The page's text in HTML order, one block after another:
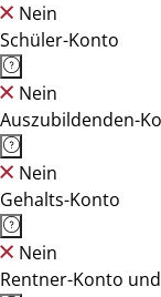
Nein
Schüler-Konto
Nein
Auszubildenden-
Nein
Gehalts-Konto
Nein
Rentner-Konto